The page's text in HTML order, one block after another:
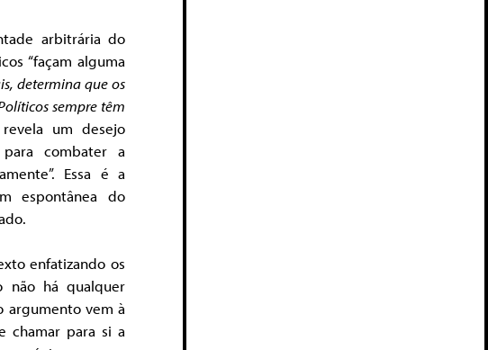
arbitrária do
“façam alguma
determina que os
sempre têm
um desejo
combater a
Essa é a
espontânea do
enfatizando os
não há qualquer
argumento vem à
chamar para si a